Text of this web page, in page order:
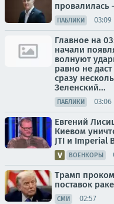
провалилась
ПАБЛИКИ 03:09
Главное на
начали
волнуют
равно не
сразу
Зеленский...
ПАБЛИКИ 03:06
Евгений
Киевом
JTI и Imperial
ВОЕНКОРЫ
Трамп
поставок
СМИ 02:57